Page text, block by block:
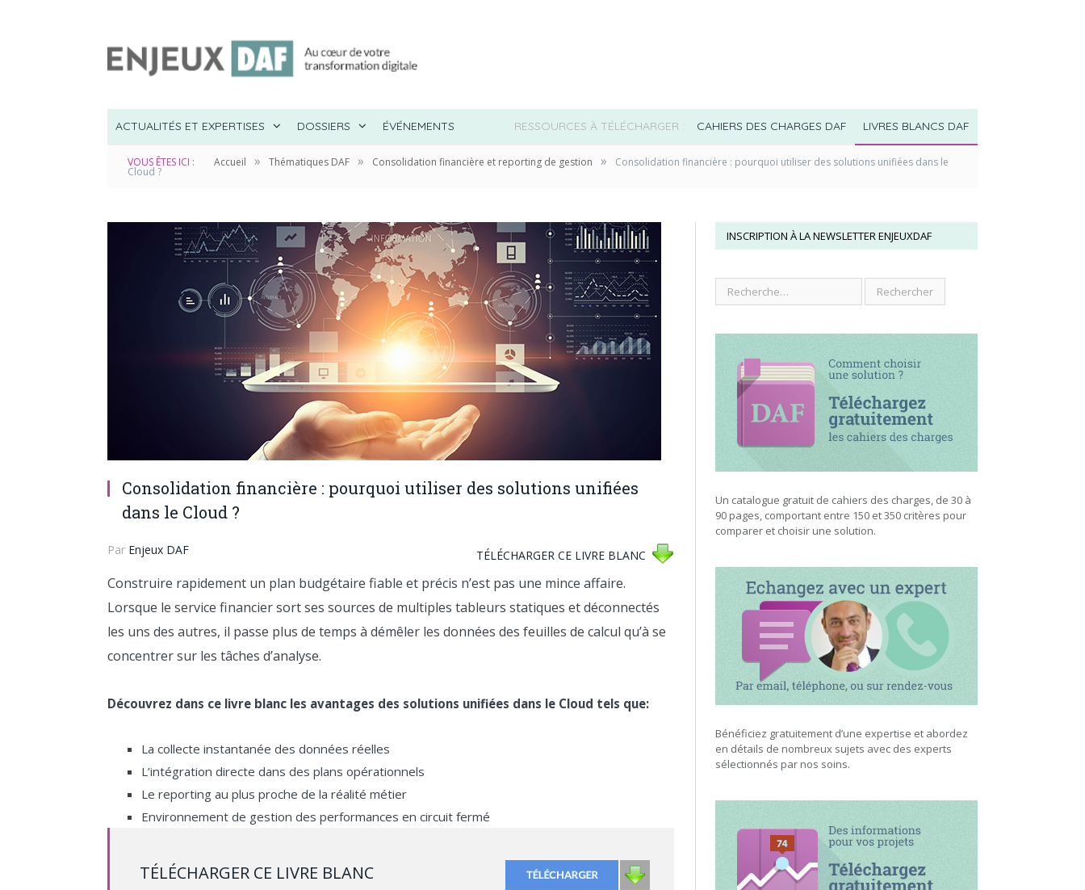
ACTUALITÉS ET EXPERTISES DOSSIERS ÉVÉNEMENTS LIVRES BLANCS DAF
CAHIERS DES CHARGES DAF
RESSOURCES À TÉLÉCHARGER :
VOUS ÊTES ICI : Accueil » Thématiques DAF » Consolidation financière et reporting de gestion » Consolidation financière : pourquoi utiliser des solutions unifiées dans le
Cloud ?
Consolidation financière : pourquoi utiliser des solutions unifiées
dans le Cloud ?
Par Enjeux DAF TÉLÉCHARGER CE LIVRE BLANC
Construire rapidement un plan budgétaire fiable et précis n’est pas une mince affaire.
Lorsque le service financier sort ses sources de multiples tableurs statiques et déconnectés
les uns des autres, il passe plus de temps à démêler les données des feuilles de calcul qu’à se
concentrer sur les tâches d’analyse.
Découvrez dans ce livre blanc les avantages des solutions unifiées dans le Cloud tels que:
La collecte instantanée des données réelles
L’intégration directe dans des plans opérationnels
Le reporting au plus proche de la réalité métier
Environnement de gestion des performances en circuit fermé
TÉLÉCHARGER CE LIVRE BLANC
INSCRIPTION À LA NEWSLETTER ENJEUXDAF
Un catalogue gratuit de cahiers des charges, de 30 à
90 pages, comportant entre 150 et 350 critères pour
comparer et choisir une solution.
Bénéficiez gratuitement d’une expertise et abordez
en détails de nombreux sujets avec des experts
sélectionnés par nos soins.